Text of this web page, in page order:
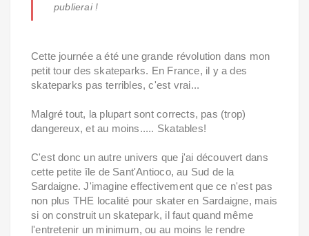
publierai !
Cette journée a été une grande révolution dans mon
petit tour des skateparks. En France, il y a des
skateparks pas terribles, c'est vrai...
Malgré tout, la plupart sont corrects, pas (trop)
dangereux, et au moins..... Skatables!
C'est donc un autre univers que j'ai découvert dans
cette petite île de Sant'Antioco, au Sud de la
Sardaigne. J'imagine effectivement que ce n'est pas
non plus THE localité pour skater en Sardaigne, mais
si on construit un skatepark, il faut quand même
l'entretenir un minimum, ou au moins le rendre